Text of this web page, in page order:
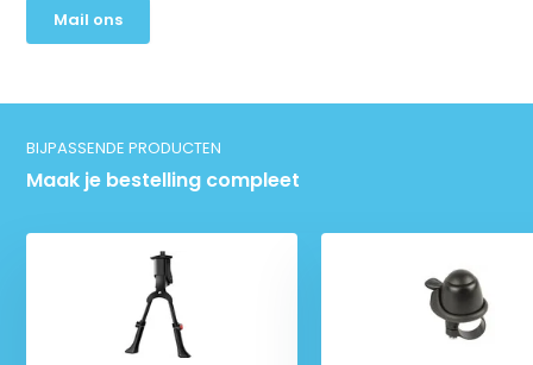
Mail ons
BIJPASSENDE PRODUCTEN
Maak je bestelling compleet